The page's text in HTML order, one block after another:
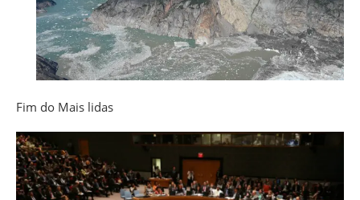
Fim do Mais lidas